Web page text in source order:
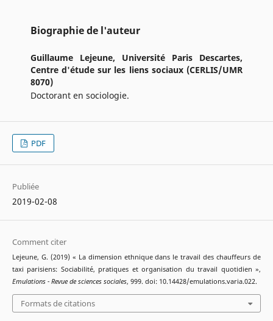
Biographie de l'auteur
Guillaume Lejeune, Université Paris Descartes,
Centre d'étude sur les liens sociaux (CERLIS/UMR
8070)
Doctorant en sociologie.
PDF
Publiée
2019-02-08
Comment citer
Lejeune, G. (2019) « La dimension ethnique dans le travail des chauffeurs de
taxi parisiens: Sociabilité, pratiques et organisation du travail quotidien »,
Emulations - Revue de sciences sociales, 999. doi: 10.14428/emulations.varia.022.
Formats de citations